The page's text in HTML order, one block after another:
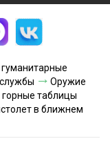
Оружие
горные таблицы
в ближнем